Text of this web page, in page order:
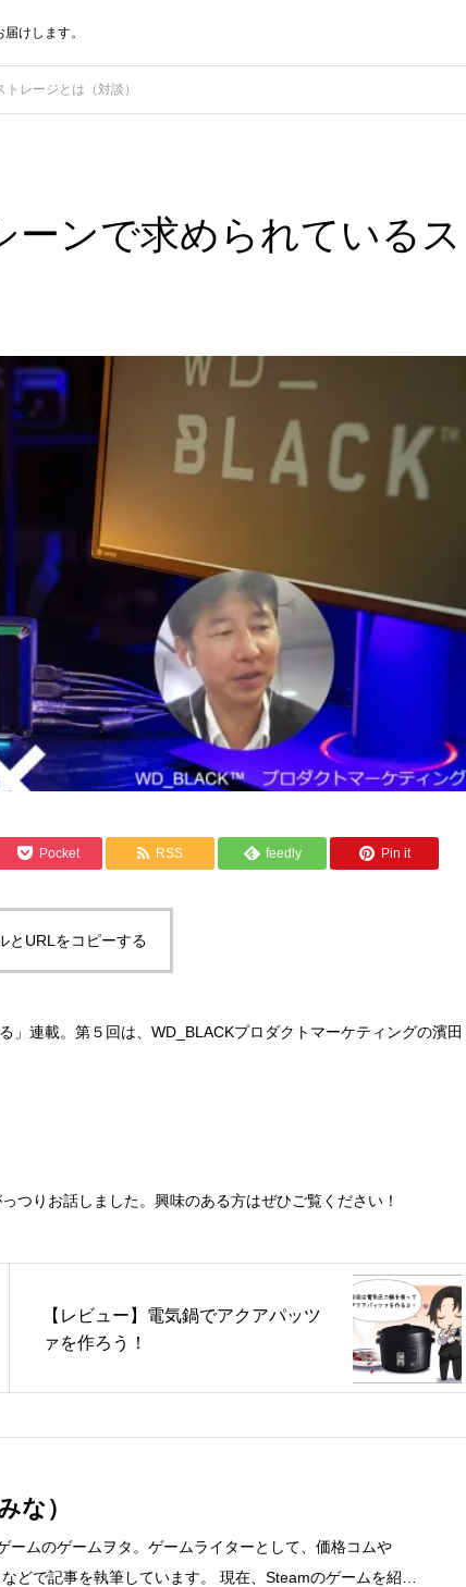
けします。
レージとは（対談）
ーンで求められているス
Pocket RSS feedly Pin it
とURLをコピーする
連載。第５回は、WD_BLACKプロダクトマーケティングの濱田
つりお話しました。興味のある方はぜひご覧ください！
【レビュー】電気鍋でアクアパッツ
ァを作ろう！
な）
ームのゲームヲタ。ゲームライターとして、価格コムや
どで記事を執筆しています。 現在、Steamのゲームを紹介